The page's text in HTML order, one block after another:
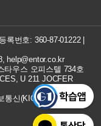
록번호: 360-87-01222|
, help@entor.co.kr
타우스 오피스텔 734호
U 211 JOCFER
통신(KICC) 구매안전 서